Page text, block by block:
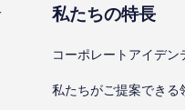
私たちの特⻑
コーポレートアイデン
私たちがご提案できる